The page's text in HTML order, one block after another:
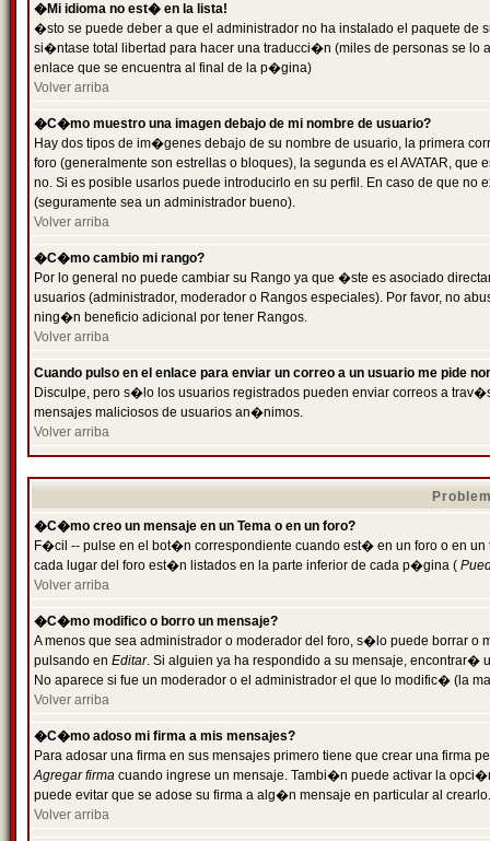
�Mi idioma no est� en la lista!
�sto se puede deber a que el administrador no ha instalado el paquete
si�ntase total libertad para hacer una traducci�n (miles de personas se
enlace que se encuentra al final de la p�gina)
Volver arriba
�C�mo muestro una imagen debajo de mi nombre de usuario?
Hay dos tipos de im�genes debajo de su nombre de usuario, la primera
foro (generalmente son estrellas o bloques), la segunda es el AVATAR,
no. Si es posible usarlos puede introducirlo en su perfil. En caso de que
(seguramente sea un administrador bueno).
Volver arriba
�C�mo cambio mi rango?
Por lo general no puede cambiar su Rango ya que �ste es asociado
usuarios (administrador, moderador o Rangos especiales). Por favor, no
ning�n beneficio adicional por tener Rangos.
Volver arriba
Cuando pulso en el enlace para enviar un correo a un usuario me pide
Disculpe, pero s�lo los usuarios registrados pueden enviar correos a
mensajes maliciosos de usuarios an�nimos.
Volver arriba
�C�mo creo un mensaje en un Tema o en un foro?
F�cil -- pulse en el bot�n correspondiente cuando est� en un foro o en
cada lugar del foro est�n listados en la parte inferior de cada p�gina (
Volver arriba
�C�mo modifico o borro un mensaje?
A menos que sea administrador o moderador del foro, s�lo puede borrar o
pulsando en Editar. Si alguien ya ha respondido a su mensaje, encontrar�
No aparece si fue un moderador o el administrador el que lo modific� (la
Volver arriba
�C�mo adoso mi firma a mis mensajes?
Para adosar una firma en sus mensajes primero tiene que crear una firma
Agregar firma cuando ingrese un mensaje. Tambi�n puede activar la
puede evitar que se adose su firma a alg�n mensaje en particular al crearlo.
Volver arriba